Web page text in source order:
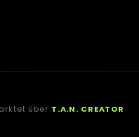
über T.A.N. CREATOR